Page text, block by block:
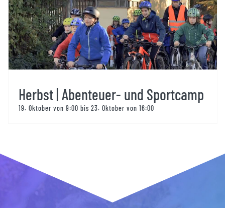
Herbst | Abenteuer- und Sportcamp
19. Oktober von 9:00 bis 23. Oktober von 16:00